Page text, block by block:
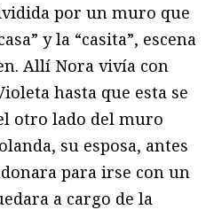
por un muro que
y la “casita”, escena
Allí Nora vivía con
hasta que esta se
otro lado del muro
su esposa, antes
para irse con un
a cargo de la